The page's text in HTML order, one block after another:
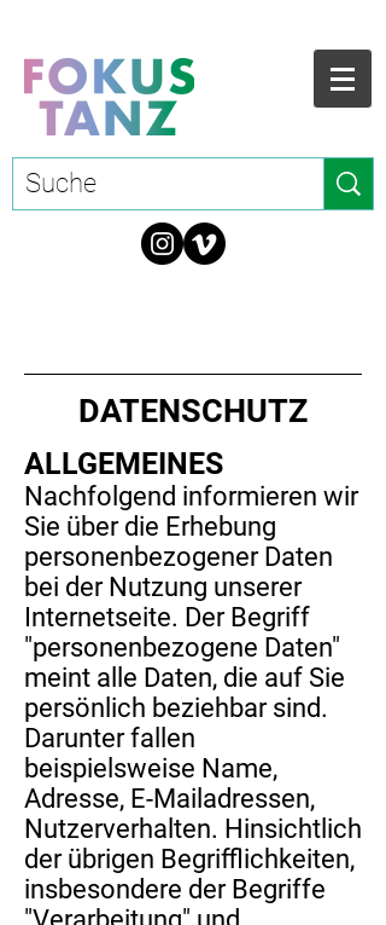
DATENSCHUTZ
ALLGEMEINES
Nachfolgend informieren wir
Sie über die Erhebung
personenbezogener Daten
bei der Nutzung unserer
Internetseite. Der Begriff
"personenbezogene Daten"
meint alle Daten, die auf Sie
persönlich beziehbar sind.
Darunter fallen
beispielsweise Name,
Adresse, E-Mailadressen,
Nutzerverhalten. Hinsichtlich
der übrigen Begrifflichkeiten,
insbesondere der Begriffe